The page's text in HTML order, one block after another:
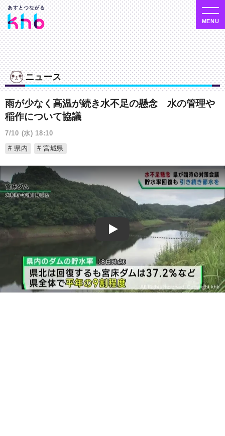
ニュース
雨が少なく高温が続き水不足の懸念 水の管理や
稲作について協議
7/10 (水) 18:10
県内
宮城県
Play